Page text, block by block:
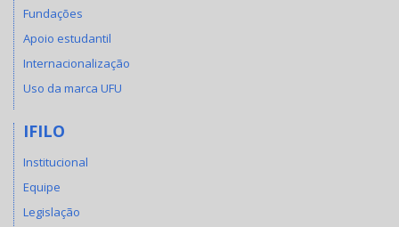
Fundações
Apoio estudantil
Internacionalização
Uso da marca UFU
IFILO
Institucional
Equipe
Legislação